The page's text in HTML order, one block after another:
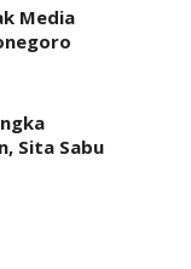
Media
Sita Sabu